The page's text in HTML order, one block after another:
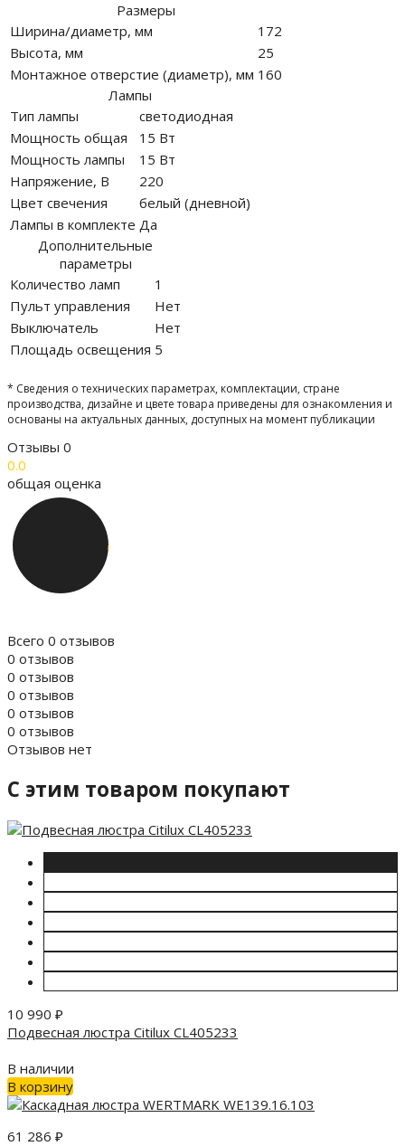
Размеры
Ширина/диаметр, мм
172
Высота, мм
25
Монтажное отверстие (диаметр), мм 160
Лампы
Тип лампы
светодиодная
Мощность общая
15 Вт
Мощность лампы
15 Вт
Напряжение, В
220
Цвет свечения
белый (дневной)
Лампы в комплекте Да
Дополнительные
параметры
Количество ламп
1
Пульт управления
Нет
Выключатель
Нет
Площадь освещения 5
* Сведения о технических параметрах, комплектации, стране
производства, дизайне и цвете товара приведены для ознакомления и
основаны на актуальных данных, доступных на момент публикации
Отзывы 0
0.0
общая оценка
Всего 0 отзывов
0 отзывов
0 отзывов
0 отзывов
0 отзывов
0 отзывов
Отзывов нет
C этим товаром покупают
10 990 ₽
Подвесная люстра Citilux CL405233
В наличии
В корзину
61 286 ₽